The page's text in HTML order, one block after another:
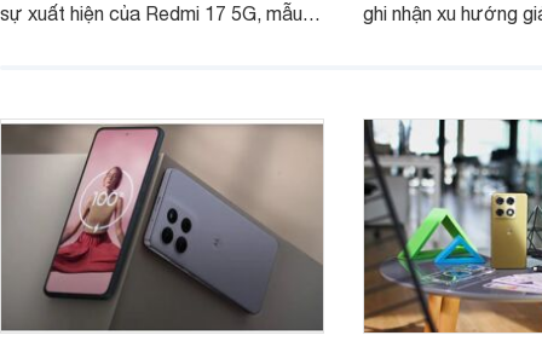
sự xuất hiện của Redmi 17 5G, mẫu
ghi nhận xu hướng